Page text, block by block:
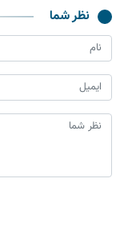
نظر شما